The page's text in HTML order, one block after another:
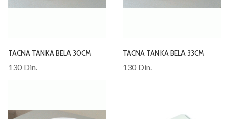
TACNA TANKA BELA 30CM
130 Din.
TACNA TANKA BELA 33CM
130 Din.